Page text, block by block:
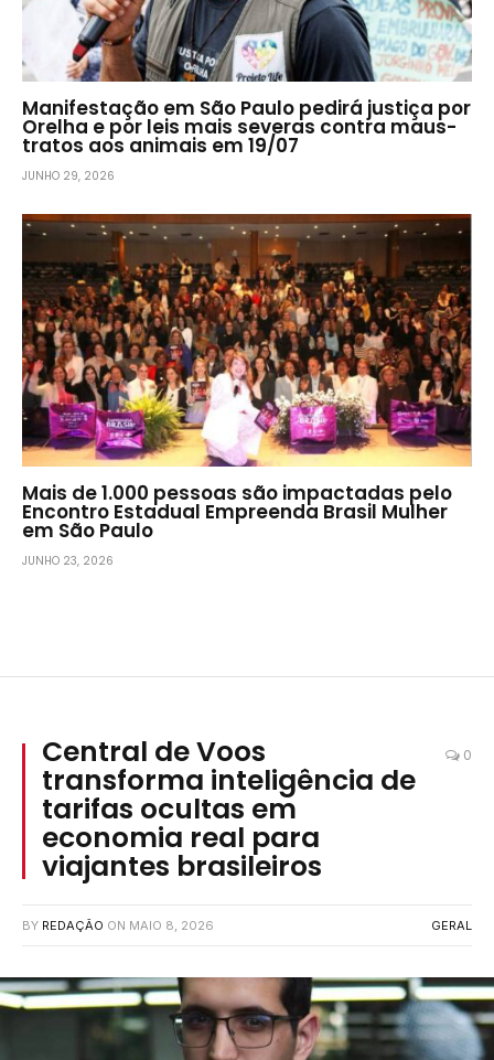
Manifestação em São Paulo pedirá justiça por
Orelha e por leis mais severas contra maus-
tratos aos animais em 19/07
JUNHO 29, 2026
Mais de 1.000 pessoas são impactadas pelo
Encontro Estadual Empreenda Brasil Mulher
em São Paulo
JUNHO 23, 2026
Central de Voos
transforma inteligência de
tarifas ocultas em
economia real para
viajantes brasileiros
0
BY REDAÇÃO ON MAIO 8, 2026 GERAL